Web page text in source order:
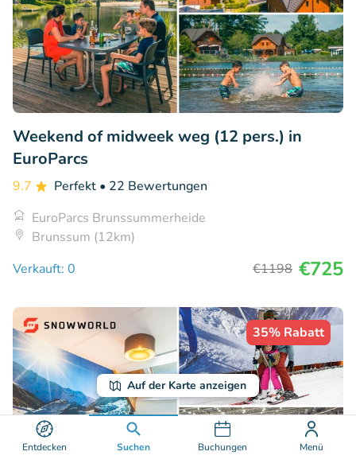
Entdecken Suchen Buchungen Menü
Auf der Karte anzeigen
Weekend of midweek weg (12 pers.) in
EuroParcs
9.7 Perfekt • 22 Bewertungen
EuroParcs Brunssummerheide
Brunssum (12km)
Verkauft: 0
€1198 €725
35% Rabatt